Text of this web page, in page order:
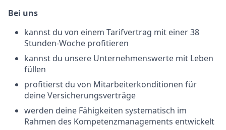
Bei uns
kannst du von einem Tarifvertrag mit einer 38
Stunden-Woche profitieren
kannst du unsere Unternehmenswerte mit Leben
füllen
profitierst du von Mitarbeiterkonditionen für
deine Versicherungsverträge
werden deine Fähigkeiten systematisch im
Rahmen des Kompetenzmanagements entwickelt